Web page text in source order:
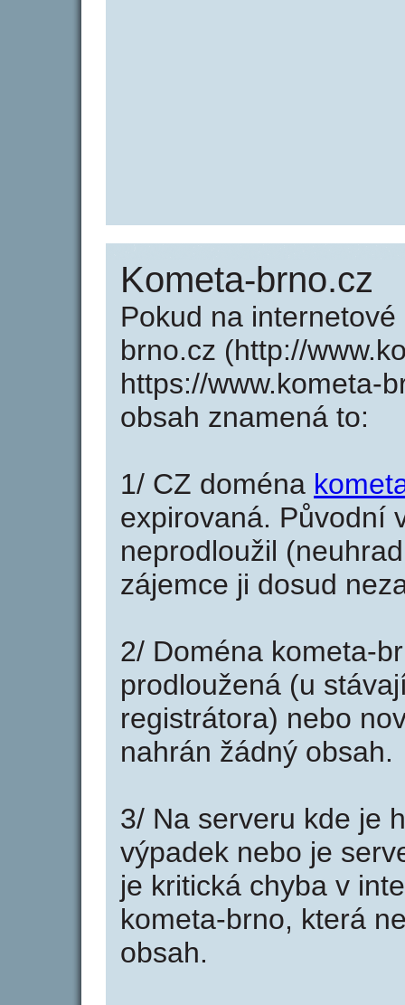
Kometa-brno.cz
Pokud na
brno.cz (http://
https://www.kometa-
obsah znamená to:
1/ CZ doména
expirovaná. Původní
neprodloužil
zájemce ji dosud
2/ Doména kometa-
prodloužená (u
registrátora) nebo
nahrán žádný obsah.
3/ Na serveru kde je
výpadek nebo je
je kritická chyba v
kometa-brno, která
obsah.